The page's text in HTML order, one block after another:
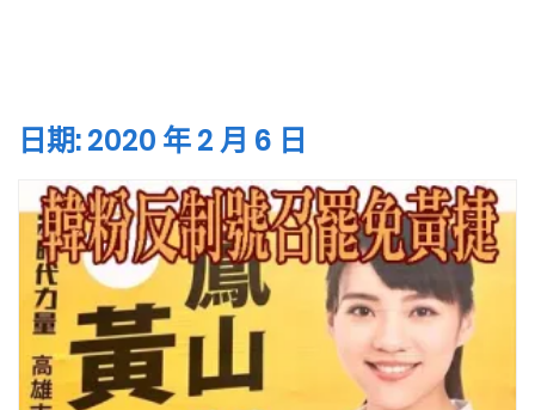
日期:2020 年 2 月 6 日